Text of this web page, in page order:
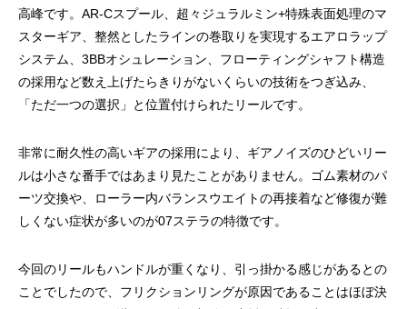
シマノ バンタム1000SGの1年点検
2025.02.26
ダイワ スパルタン
2024.10.31
高峰です。AR-Cスプール、超々ジュラルミン+特殊表面処理のマ
スターギア、整然としたラインの巻取りを実現するエアロラップ
システム、3BBオシュレーション、フローティングシャフト構造
の採用など数え上げたらきりがないくらいの技術をつぎ込み、
「ただ一つの選択」と位置付けられたリールです。
非常に耐久性の高いギアの採用により、ギアノイズのひどいリー
ルは小さな番手ではあまり見たことがありません。ゴム素材のパ
ーツ交換や、ローラー内バランスウエイトの再接着など修復が難
しくない症状が多いのが07ステラの特徴です。
今回のリールもハンドルが重くなり、引っ掛かる感じがあるとの
ことでしたので、フリクションリングが原因であることはほぼ決